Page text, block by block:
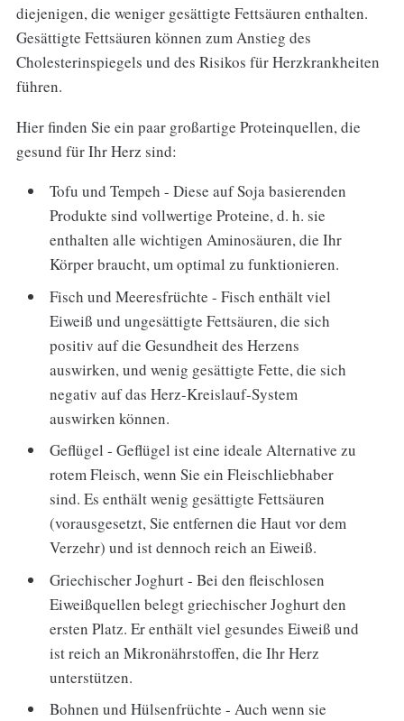
diejenigen, die weniger gesättigte Fettsäuren enthalten.
Gesättigte Fettsäuren können zum Anstieg des
Cholesterinspiegels und des Risikos für Herzkrankheiten
führen.
Hier finden Sie ein paar großartige Proteinquellen, die
gesund für Ihr Herz sind:
Tofu und Tempeh - Diese auf Soja basierenden
Produkte sind vollwertige Proteine, d. h. sie
enthalten alle wichtigen Aminosäuren, die Ihr
Körper braucht, um optimal zu funktionieren.
Fisch und Meeresfrüchte - Fisch enthält viel
Eiweiß und ungesättigte Fettsäuren, die sich
positiv auf die Gesundheit des Herzens
auswirken, und wenig gesättigte Fette, die sich
negativ auf das Herz-Kreislauf-System
auswirken können.
Geflügel - Geflügel ist eine ideale Alternative zu
rotem Fleisch, wenn Sie ein Fleischliebhaber
sind. Es enthält wenig gesättigte Fettsäuren
(vorausgesetzt, Sie entfernen die Haut vor dem
Verzehr) und ist dennoch reich an Eiweiß.
Griechischer Joghurt - Bei den fleischlosen
Eiweißquellen belegt griechischer Joghurt den
ersten Platz. Er enthält viel gesundes Eiweiß und
ist reich an Mikronährstoffen, die Ihr Herz
unterstützen.
Bohnen und Hülsenfrüchte - Auch wenn sie